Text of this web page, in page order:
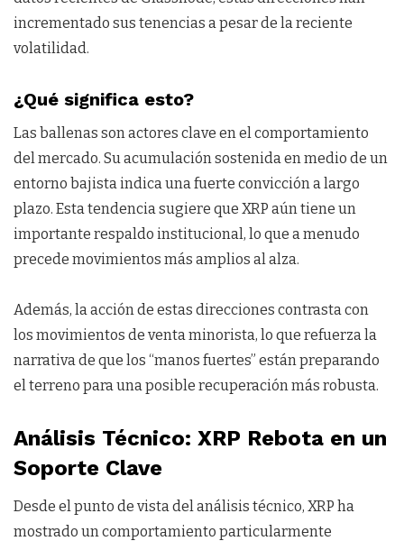
incrementado sus tenencias a pesar de la reciente
volatilidad.
¿Qué significa esto?
Las ballenas son actores clave en el comportamiento
del mercado. Su acumulación sostenida en medio de un
entorno bajista indica una fuerte convicción a largo
plazo. Esta tendencia sugiere que XRP aún tiene un
importante respaldo institucional, lo que a menudo
precede movimientos más amplios al alza.
Además, la acción de estas direcciones contrasta con
los movimientos de venta minorista, lo que refuerza la
narrativa de que los “manos fuertes” están preparando
el terreno para una posible recuperación más robusta.
Análisis Técnico: XRP Rebota en un
Soporte Clave
Desde el punto de vista del análisis técnico, XRP ha
mostrado un comportamiento particularmente